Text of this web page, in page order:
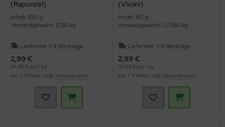
(Rapunzel)
Inhalt: 100 g
Versandgewicht: 0,110 kg
Lieferzeit: 1-4 Werktage
2,99 €
29,90 € pro 1 kg
inkl. 7 % MwSt. zzgl. Versandkosten
(Vivani)
Inhalt: 80 g
Versandgewicht: 0,090 kg
Lieferzeit: 1-4 Werktage
2,99 €
37,38 € pro 1 kg
inkl. 7 % MwSt. zzgl. Versandkosten